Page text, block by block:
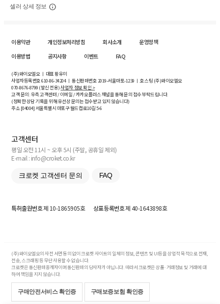
셀러 상세 정보
이용약관 개인정보처리방침 회사소개
운영정책
이용방법
공지사항 이벤트 FAQ
(주)와이오엘오 ㅣ 대표 황유미
사업자등록번호610-86-34204ㅣ 통신판매번호 2019-서울마포-1239 ㅣ 호스팅 (주)와이오엘오
070-8676-8799 (발신 전용)사업자 정보 확인 >
고객 문의: 우측 고객센터 / 이메일 / 카카오플러스 채널을 통해 문의 접수 부탁드립니다.
(정확한 상담 기록을 위해 유선상 문의는 접수받고 있지 않습니다)
주소 [04004] 서울특별시 마포구 월드컵로10길5-6
고객센터
평일 오전 11시 ~ 오후 5시 (주말, 공휴일 제외)
E-mail : info@croket.co.kr
크로켓 고객센터 문의 FAQ
특허출원번호제 10-1865905호 상표등록번호제 40-1643898호
(주)와이오엘오의 사전 서면 동의 없이 크로켓 사이트의 일체의 정보, 콘텐츠 및 UI등을 상업적 목적으로 전재,
전송, 스크래핑 등 무단 사용할 수 없습니다.
크로켓은 통신판매중개자이며 통신판매의 당사자가 아닙니다. 따라서 크로켓은 상품·거래정보 및 거래에 대
하여 책임을 지지 않습니다.
구매안전서비스 확인증 구매보증보험 확인증